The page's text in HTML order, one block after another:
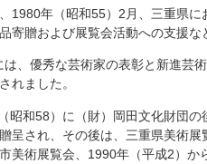
1980年（昭和55）2月、三重県
寄贈および展覧会活動への支援な
、優秀な芸術家の表彰と新進芸
れました。
和58）に（財）岡田文化財団
呈され、その後は、三重県美術
美術展覧会、1990年（平成2）